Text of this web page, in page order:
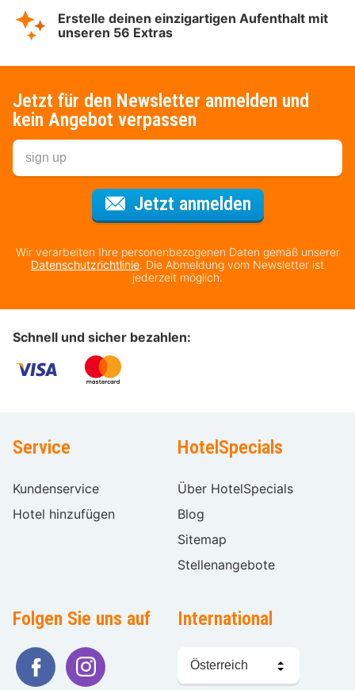
Erstelle deinen einzigartigen Aufenthalt mit
unseren 56 Extras
Jetzt für den Newsletter anmelden und
kein Angebot verpassen
Jetzt anmeldenFür den
Wir verarbeiten Ihre personenbezogenen Daten gemäß unserer
Datenschutzrichtlinie. Die Abmeldung vom Newsletter ist
jederzeit möglich.
Schnell und sicher bezahlen:
Service
Kundenservice
Hotel hinzufügen
HotelSpecials
Über HotelSpecials
Blog
Sitemap
Stellenangebote
Folgen Sie uns auf International
Sprache
wählen